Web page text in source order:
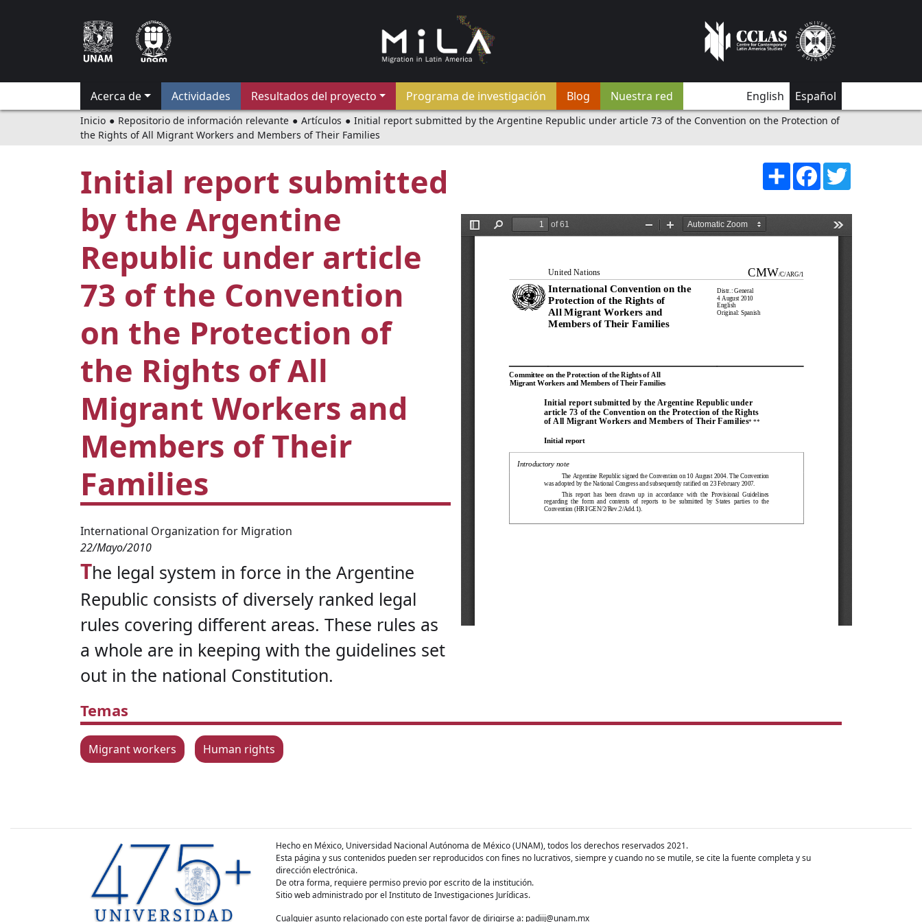
Acerca de Actividades Resultados del proyecto Programa de investigación Blog Nuestra red English Español
Usted
está
aquí
Inicio ● Repositorio de información relevante ● Artículos ● Initial report submitted by the Argentine Republic under article 73 of the Convention on the Protection of
the Rights of All Migrant Workers and Members of Their Families
Initial report submitted
by the Argentine
Republic under article
73 of the Convention
on the Protection of
the Rights of All
Migrant Workers and
Members of Their
Families
International Organization for Migration
22/Mayo/2010
The legal system in force in the Argentine
Republic consists of diversely ranked legal
rules covering different areas. These rules as
a whole are in keeping with the guidelines set
out in the national Constitution.
ShareFacebook
Temas
Migrant workers Human rights
Hecho en México, Universidad Nacional Autónoma de México (UNAM), todos los derechos reservados 2021.
Esta página y sus contenidos pueden ser reproducidos con fines no lucrativos, siempre y cuando no se mutile, se cite la fuente completa y su
dirección electrónica.
De otra forma, requiere permiso previo por escrito de la institución.
Sitio web administrado por el Instituto de Investigaciones Jurídicas.
Cualquier asunto relacionado con este portal favor de dirigirse a: padiij@unam.mx